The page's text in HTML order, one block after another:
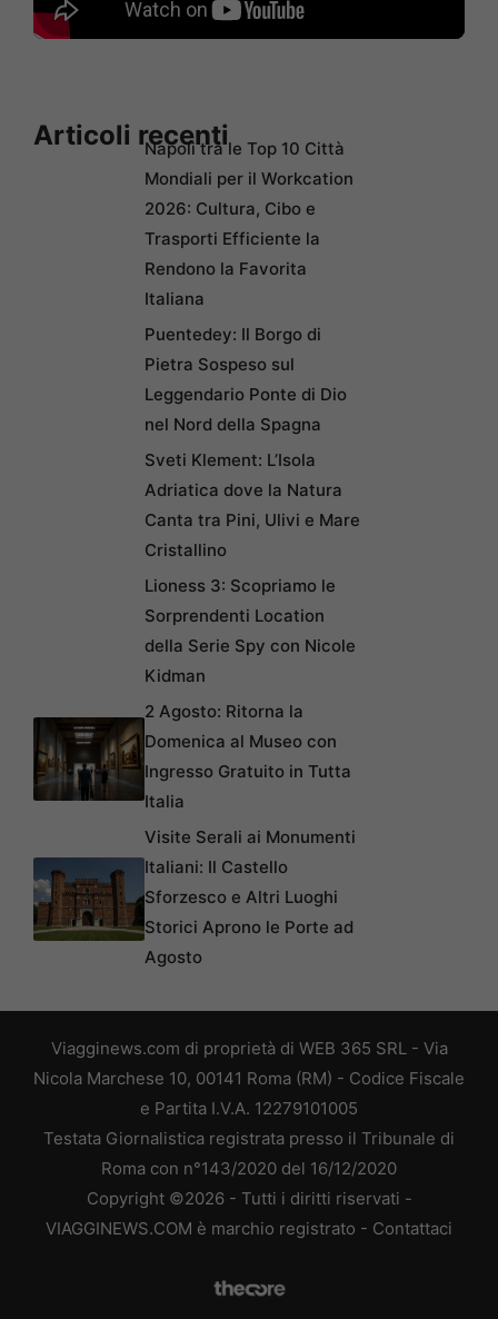
Articoli recentiNapoli tra le Top 10 Città
Mondiali per il Workcation
2026: Cultura, Cibo e
Trasporti Efficiente la
Rendono la Favorita
Italiana
Puentedey: Il Borgo di
Pietra Sospeso sul
Leggendario Ponte di Dio
nel Nord della Spagna
Sveti Klement: L’Isola
Adriatica dove la Natura
Canta tra Pini, Ulivi e Mare
Cristallino
Lioness 3: Scopriamo le
Sorprendenti Location
della Serie Spy con Nicole
Kidman
2 Agosto: Ritorna la
Domenica al Museo con
Ingresso Gratuito in Tutta
Italia
Visite Serali ai Monumenti
Italiani: Il Castello
Sforzesco e Altri Luoghi
Storici Aprono le Porte ad
Agosto
Viagginews.com di proprietà di WEB 365 SRL - Via
Nicola Marchese 10, 00141 Roma (RM) - Codice Fiscale
e Partita I.V.A. 12279101005
Testata Giornalistica registrata presso il Tribunale di
Roma con n°143/2020 del 16/12/2020
Copyright ©2026 - Tutti i diritti riservati -
VIAGGINEWS.COM è marchio registrato - Contattaci